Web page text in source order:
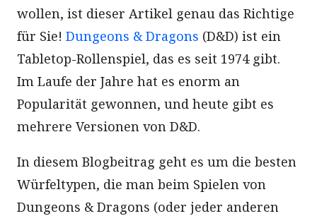
wollen, ist dieser Artikel genau das Richtige
für Sie! Dungeons & Dragons (D&D) ist ein
Tabletop-Rollenspiel, das es seit 1974 gibt.
Im Laufe der Jahre hat es enorm an
Popularität gewonnen, und heute gibt es
mehrere Versionen von D&D.
In diesem Blogbeitrag geht es um die besten
Würfeltypen, die man beim Spielen von
Dungeons & Dragons (oder jeder anderen